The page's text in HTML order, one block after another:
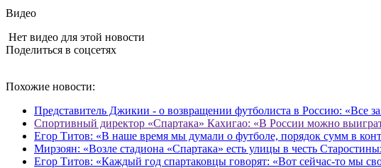
Видео
Нет видео для этой новости
Поделиться в соцсетях
Похожие новости:
Представитель Джикии - о возвращении футболиста в Россию: «Все
Спортивный директор «Спартака» Кахигао: «В России можно
Егор Титов: «В наше время мы думали о футболе, порядок сумм в
Мирзоян: «Возле стадиона «Спартака» есть улицы в честь
Егор Титов: «Каждый год спартаковцы говорят: «Вот сейчас‑то мы